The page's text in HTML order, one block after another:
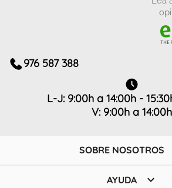
976 587 388
L-J: 9:00h a 14:00h -
V: 9:00h a 14:00h
SOBRE NOSOTROS
AYUDA 